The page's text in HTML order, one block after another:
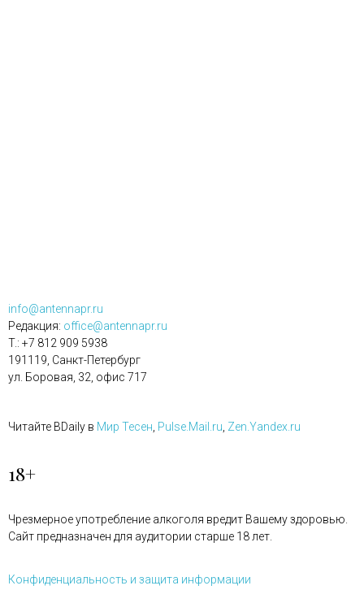
info@antennapr.ru
Редакция: office@antennapr.ru
T.: +7 812 909 5938
191119, Санкт-Петербург
ул. Боровая, 32, офис 717
Читайте BDaily в Мир Тесен Pulse.Mail.ru Zen.Yandex.ru
18+
Чрезмерное употребление алкоголя вредит Вашему здоровью.
Сайт предназначен для аудитории старше 18 лет.
Конфиденциальность и защита информации